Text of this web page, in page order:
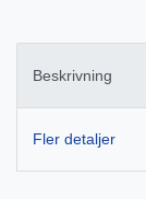
Beskrivning
Fler detaljer